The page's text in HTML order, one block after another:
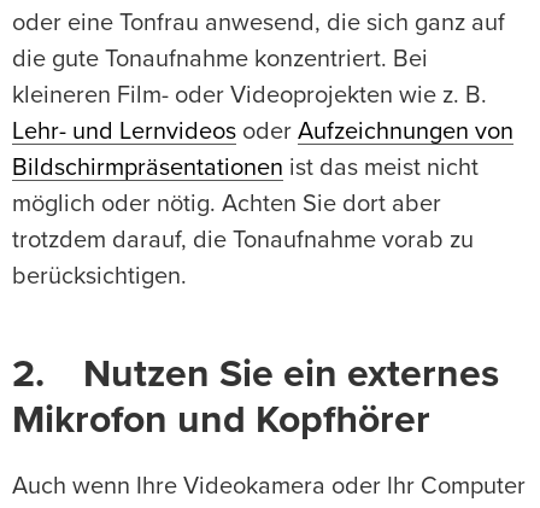
oder eine Tonfrau anwesend, die sich ganz auf
die gute Tonaufnahme konzentriert. Bei
kleineren Film- oder Videoprojekten wie z. B.
Lehr- und Lernvideos oder Aufzeichnungen von
Bildschirmpräsentationen ist das meist nicht
möglich oder nötig. Achten Sie dort aber
trotzdem darauf, die Tonaufnahme vorab zu
berücksichtigen.
2. Nutzen Sie ein externes
Mikrofon und Kopfhörer
Auch wenn Ihre Videokamera oder Ihr Computer